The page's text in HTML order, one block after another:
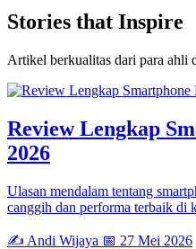
Stories that Inspire
Artikel berkualitas dari para ahli
Review Lengkap
2026
Ulasan mendalam tentang
canggih dan performa terbaik di
✍️ Andi Wijaya 📅 27 Mei 2026